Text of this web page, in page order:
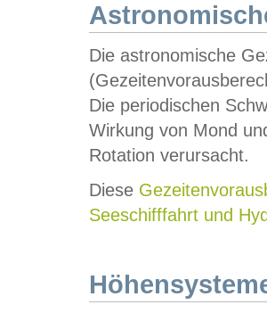
Die astronomische
Die periodischen
Wirkung von Mond
Rotation verursacht.
Diese
Seeschifffahrt und